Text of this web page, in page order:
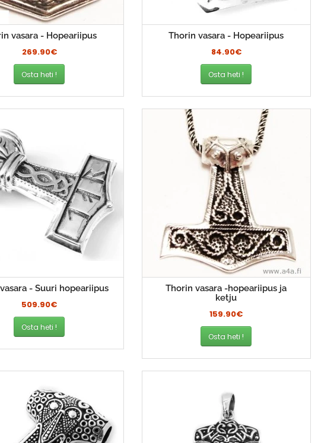
vasara - Hopeariipus
269.90€
Osta heti !
Thorin vasara - Hopeariipus
84.90€
Osta heti !
- Suuri hopeariipus
509.90€
Osta heti !
Thorin vasara -hopeariipus ja
ketju
159.90€
Osta heti !